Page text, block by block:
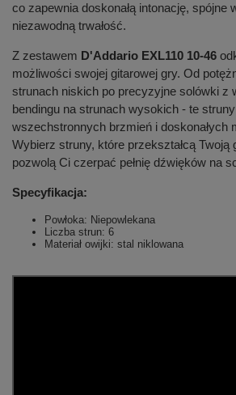
co zapewnia doskonałą intonację, spójne
niezawodną trwałość.
Z zestawem D'Addario EXL110 10-46
możliwości swojej gitarowej gry. Od
strunach niskich po precyzyjne solówki z
bendingu na strunach wysokich - te
wszechstronnych brzmień i doskonałych
Wybierz struny, które przekształcą Twoją
pozwolą Ci czerpać pełnię dźwięków na
Specyfikacja:
Powłoka: Niepowlekana
Liczba strun: 6
Materiał owijki: stal niklowana